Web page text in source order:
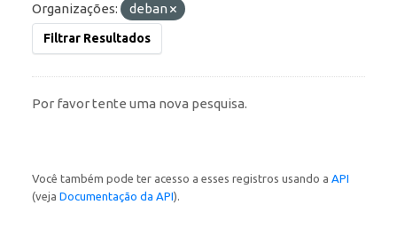
Organizações:
deban
Filtrar Resultados
Por favor tente uma nova pesquisa.
Você também pode ter acesso a esses registros usando a API
(veja Documentação da API).